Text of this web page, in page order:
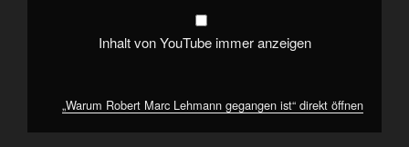
Inhalt von YouTube immer anzeigen
„Warum Robert Marc Lehmann gegangen ist“ direkt öffnen